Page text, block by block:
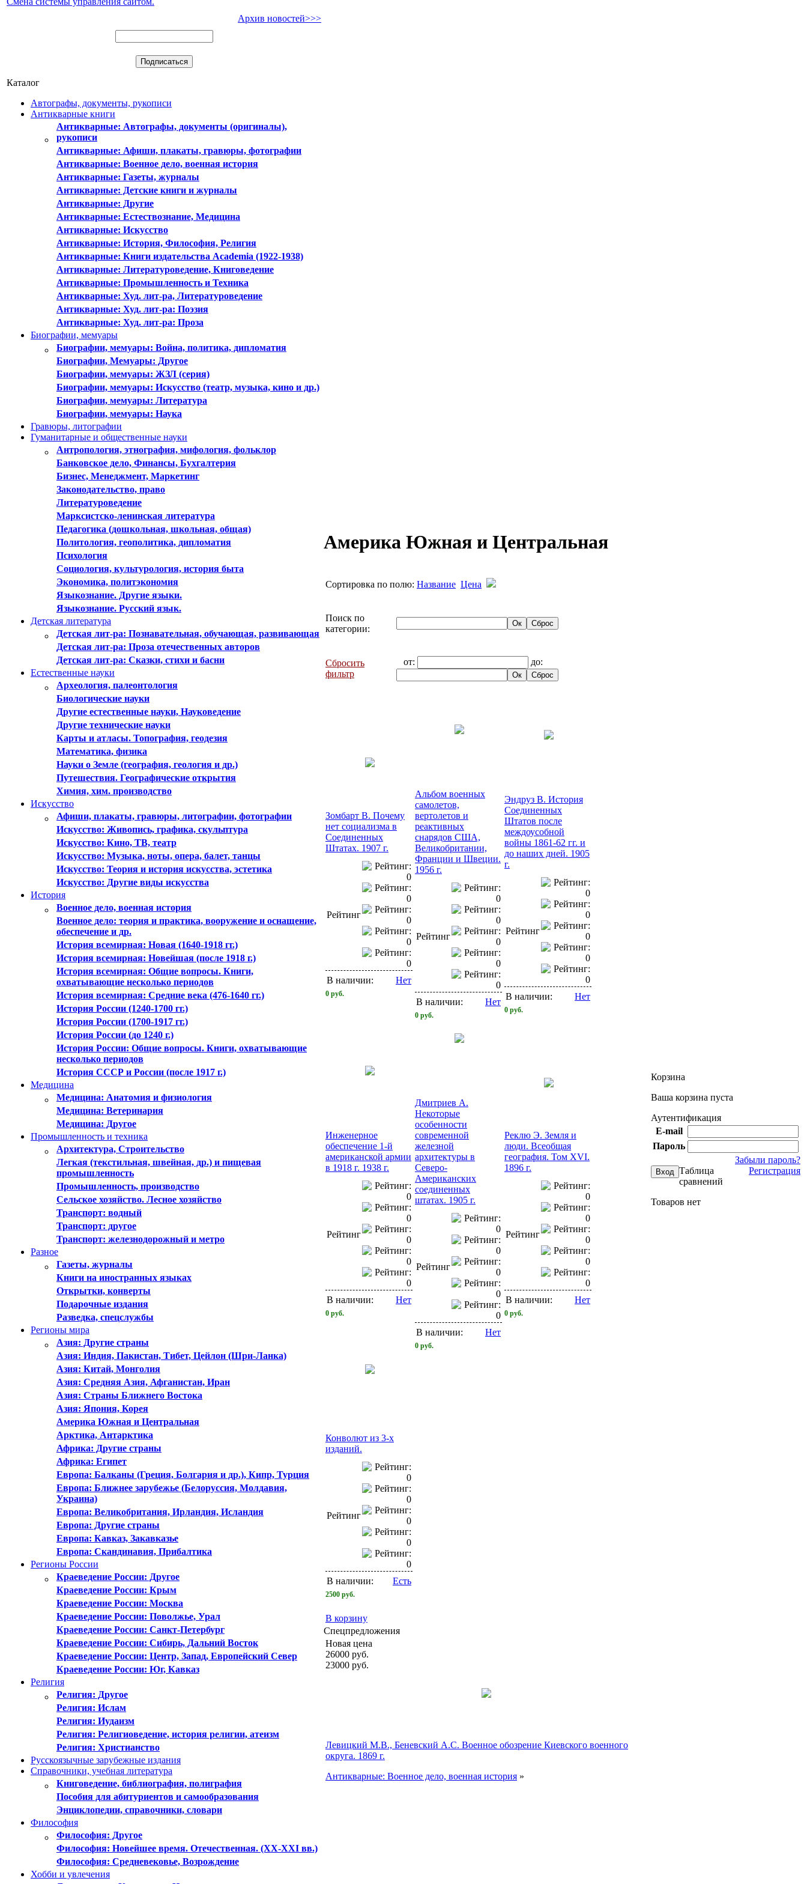
Архив новостей>>>
Каталог
Автографы, документы, рукописи
Антикварные книги
Антикварные: Автографы, документы (оригиналы),
рукописи
Антикварные: Афиши, плакаты, гравюры, фотографии
Антикварные: Военное дело, военная история
Антикварные: Газеты, журналы
Антикварные: Детские книги и журналы
Антикварные: Другие
Антикварные: Естествознание, Медицина
Антикварные: Искусство
Антикварные: История, Философия, Религия
Антикварные: Книги издательства Academia (1922-1938)
Антикварные: Литературоведение, Книговедение
Антикварные: Промышленность и Техника
Антикварные: Худ. лит-ра, Литературоведение
Антикварные: Худ. лит-ра: Поэзия
Антикварные: Худ. лит-ра: Проза
Биографии, мемуары
Биографии, мемуары: Война, политика, дипломатия
Биографии, Мемуары: Другое
Биографии, мемуары: ЖЗЛ (серия)
Биографии, мемуары: Искусство (театр, музыка, кино и др.)
Биографии, мемуары: Литература
Биографии, мемуары: Наука
Гравюры, литографии
Гуманитарные и общественные науки
Антропология, этнография, мифология, фольклор
Банковское дело, Финансы, Бухгалтерия
Бизнес, Менеджмент, Маркетинг
Законодательство, право
Литературоведение
Марксистско-ленинская литература
Педагогика (дошкольная, школьная, общая)
Политология, геополитика, дипломатия
Психология
Социология, культурология, история быта
Экономика, политэкономия
Языкознание. Другие языки.
Языкознание. Русский язык.
Детская литература
Детская лит-ра: Познавательная, обучающая, развивающая
Детская лит-ра: Проза отечественных авторов
Детская лит-ра: Сказки, стихи и басни
Естественные науки
Археология, палеонтология
Биологические науки
Другие естественные науки, Науковедение
Другие технические науки
Карты и атласы. Топография, геодезия
Математика, физика
Науки о Земле (география, геология и др.)
Путешествия. Географические открытия
Химия, хим. производство
Искусство
Афиши, плакаты, гравюры, литографии, фотографии
Искусствo: Живопись, графика, скульптура
Искусствo: Кино, ТВ, театр
Искусствo: Музыка, ноты, опера, балет, танцы
Искусствo: Теория и история искусства, эстетика
Искусство: Другие виды искусства
История
Военное дело, военная история
Военное дело: теория и практика, вооружение и оснащение,
обеспечение и др.
История всемирная: Новая (1640-1918 гг.)
История всемирная: Новейшая (после 1918 г.)
История всемирная: Общие вопросы. Книги,
охватывающие несколько периодов
История всемирная: Средние века (476-1640 гг.)
История России (1240-1700 гг.)
История России (1700-1917 гг.)
История России (до 1240 г.)
История России: Общие вопросы. Книги, охватывающие
несколько периодов
История СССР и России (после 1917 г.)
Медицина
Медицина: Анатомия и физиология
Медицина: Ветеринария
Медицина: Другое
Промышленность и техника
Архитектура, Строительство
Легкая (текстильная, швейная, др.) и пищевая
промышленность
Промышленность, производство
Сельское хозяйство. Лесное хозяйство
Транспорт: водный
Транспорт: другое
Транспорт: железнодорожный и метро
Разное
Газеты, журналы
Книги на иностранных языках
Открытки, конверты
Подарочные издания
Разведка, спецслужбы
Регионы мира
Азия: Другие страны
Азия: Индия, Пакистан, Тибет, Цейлон (Шри-Ланка)
Азия: Китай, Монголия
Азия: Средняя Азия, Афганистан, Иран
Азия: Страны Ближнего Востока
Азия: Япония, Корея
Америка Южная и Центральная
Арктика, Антарктика
Африка: Другие страны
Африка: Египет
Европа: Балканы (Греция, Болгария и др.), Кипр, Турция
Европа: Ближнее зарубежье (Белоруссия, Молдавия,
Украина)
Европа: Великобритания, Ирландия, Исландия
Европа: Другие страны
Европа: Кавказ, Закавказье
Европа: Скандинавия, Прибалтика
Регионы России
Краеведение России: Другое
Краеведение России: Крым
Краеведение России: Москва
Краеведение России: Поволжье, Урал
Краеведение России: Санкт-Петербург
Краеведение России: Сибирь, Дальний Восток
Краеведение России: Центр, Запад, Европейский Север
Краеведение России: Юг, Кавказ
Религия
Религия: Другое
Религия: Ислам
Религия: Иудаизм
Религия: Религиоведение, история религии, атеизм
Религия: Христианство
Русскоязычные зарубежные издания
Справочники, учебная литература
Книговедение, библиография, полиграфия
Пособия для абитуриентов и самообразования
Энциклопедии, справочники, словари
Философия
Философия: Другое
Философия: Новейшее время. Отечественная. (XX-XXI вв.)
Философия: Средневековье, Возрождение
Хобби и увлечения
Америка Южная и Центральная
Сортировка по полю: Название Цена
Поиск по
категории:
Сбросить
фильтр
от: до:
Зомбарт В. Почему
нет социализма в
Соединенных
Штатах. 1907 г.
Рейтинг
В наличии: Нет
0 руб.
Альбом военных
самолетов,
вертолетов и
реактивных
снарядов США,
Великобритании,
Франции и Швеции.
1956 г.
Рейтинг
В наличии: Нет
0 руб.
Эндруз В. История
Соединенных
Штатов после
междоусобной
войны 1861-62 гг. и
до наших дней. 1905
г.
Рейтинг
В наличии: Нет
0 руб.
Инженерное
обеспечение 1-й
американской армии
в 1918 г. 1938 г.
Рейтинг
В наличии: Нет
0 руб.
Дмитриев А.
Некоторые
особенности
современной
железной
архитектуры в
Северо-
Американских
соединенных
штатах. 1905 г.
Рейтинг
В наличии: Нет
0 руб.
Реклю Э. Земля и
люди. Всеобщая
география. Том XVI.
1896 г.
Рейтинг
В наличии: Нет
0 руб.
Конволют из 3-х
изданий.
Рейтинг
В наличии: Есть
2500 руб.
В корзину
Спецпредложения
Новая цена
26000 руб.
23000 руб.
Левицкий М.В., Беневский А.С. Военное обозрение Киевского военного
округа. 1869 г.
Антикварные: Военное дело, военная история »
Корзина
Ваша корзина пуста
Аутентификация
E-mail
Пароль
Забыли пароль?
Регистрация
Таблица
сравнений
Товаров нет